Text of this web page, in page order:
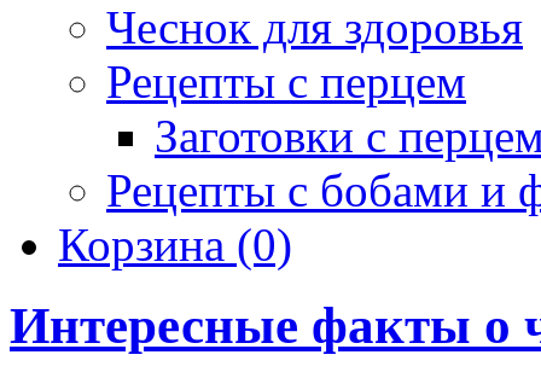
Чеснок для здоровья
Рецепты с перцем
Заготовки с
Рецепты с бобами и
Корзина (0)
Интересные факты о